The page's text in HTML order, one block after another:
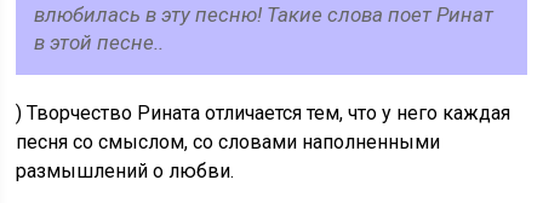
влюбилась в эту песню! Такие слова поет Ринат
в этой песне..
) Творчество Рината отличается тем, что у него каждая
песня со смыслом, со словами наполненными
размышлений о любви.